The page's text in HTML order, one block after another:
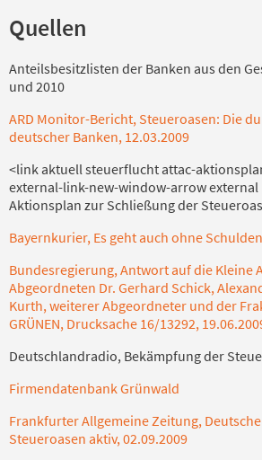
Quellen
Anteilsbesitzlisten der Banken aus den
und 2010
ARD Monitor-Bericht, Steueroasen: Die
deutscher Banken, 12.03.2009
<link aktuell steuerflucht attac-
external-link-new-window-arrow external
Aktionsplan zur Schließung der
Bayernkurier, Es geht auch ohne Schulden
Bundesregierung, Antwort auf die Kleine
Abgeordneten Dr. Gerhard Schick,
Kurth, weiterer Abgeordneter und der
GRÜNEN, Drucksache 16/13292,
Deutschlandradio, Bekämpfung der
Firmendatenbank Grünwald
Frankfurter Allgemeine Zeitung,
Steueroasen aktiv, 02.09.2009